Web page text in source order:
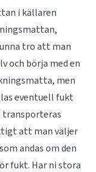
i källaren
tro att man
och börja med en
men
eventuell fukt
transporteras
att man väljer
andas om den
fukt. Har ni stora